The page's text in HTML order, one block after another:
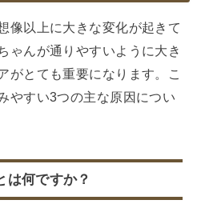
像以上に大きな変化が起きて
ゃんが通りやすいように大き
がとても重要になります。こ
やすい3つの主な原因につい
は何ですか？